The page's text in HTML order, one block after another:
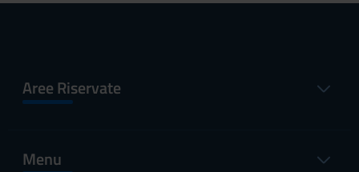
Aree Riservate
Menu